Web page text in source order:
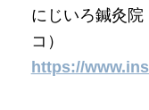
にじいろ鍼灸
コ）
https://